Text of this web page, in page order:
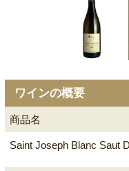
ワインの概要
商品名
Saint Joseph Blanc Saut